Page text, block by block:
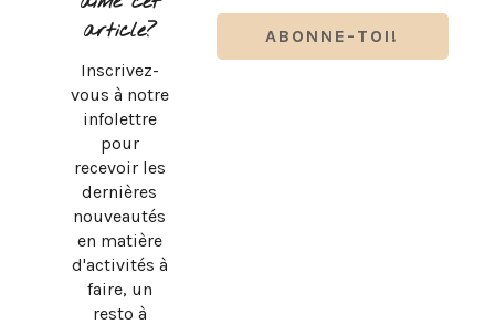
article?
Inscrivez-
vous à notre
infolettre
pour
recevoir les
dernières
nouveautés
en matière
d'activités à
faire, un
resto à